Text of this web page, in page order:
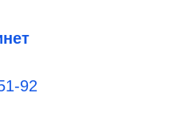
92